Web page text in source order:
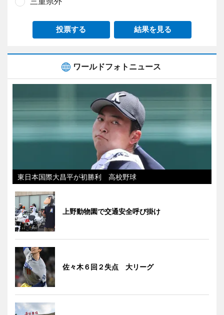
投票する 結果を見る
ワールドフォトニュース
東日本国際大昌平が初勝利 高校野球
上野動物園で交通安全呼び掛け
佐々木６回２失点 大リーグ